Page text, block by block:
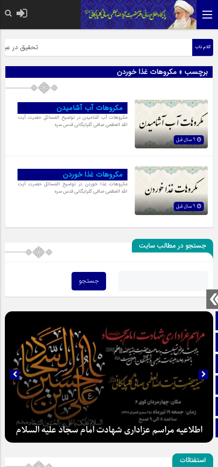
صفحه نخست
تماس با ما
آپارات
تلگرام
کلام ناب تحقیق در
برچسب » مکروهات غذا خوردن
مکروهات آب آشامیدن
مکروهات آب آشامیدن در توضیح المسائل حضرت آیت
الله العظمی صافی گلپایگانی قدس سره
مکروهات غذا خوردن
مکروهات غذا خوردن در توضیح المسائل حضرت آیت
الله العظمی صافی گلپایگانی قدس سره
جستجو در مطالب سایت
اطلاعیه مراسم عزاداری شهادت امام سجاد علیه السلام
استفتائات